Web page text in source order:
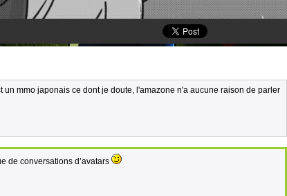
mmo japonais ce dont je doute, l'amazone n'a aucune raison de parler
de conversations d’avatars